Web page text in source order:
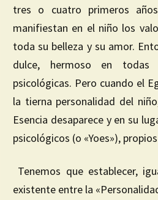
tres o cuatro primeros
manifiestan en el niño los
toda su belleza y su amor.
dulce, hermoso en todas
psicológicas. Pero cuando el
la tierna personalidad del
Esencia desaparece y en su
psicológicos (o «Yoes»),
Tenemos que establecer,
existente entre la